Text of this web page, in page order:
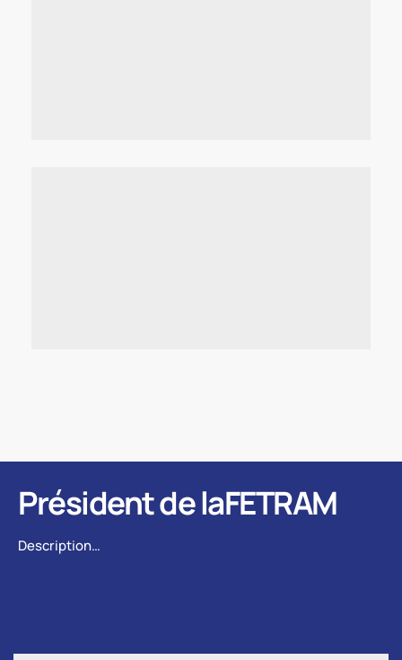
Président de laFETRAM
Description…